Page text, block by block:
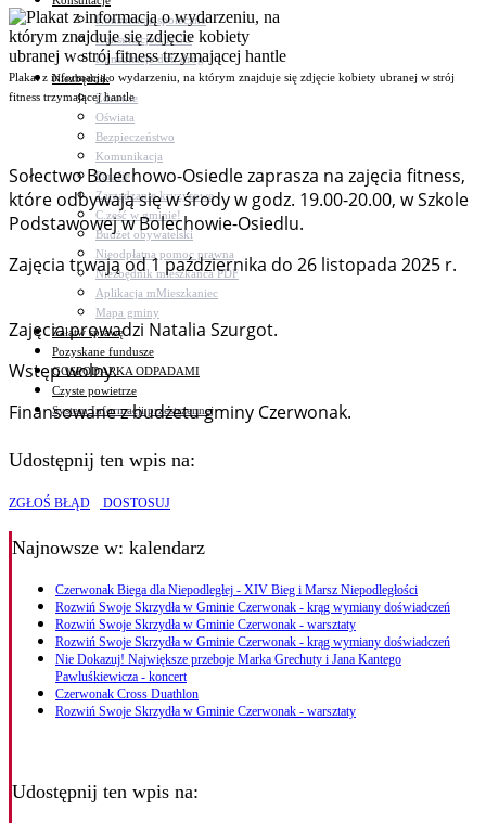
Konsultacje społeczne
Konsultacje z NGO
Konsultacje dot. dróg
Niezbędnik
Zdrowie
Oświata
Bezpieczeństwo
Komunikacja
Parafie
Zarządzanie kryzysowe
C.ześć w gminie!
Budżet obywatelski
Nieodpłatna pomoc prawna
Niezbędnik mieszkańca PDF
Aplikacja mMieszkaniec
Mapa gminy
Załatw sprawę
Pozyskane fundusze
GOSPODARKA ODPADAMI
Czyste powietrze
System Informacji przestrzennej
Plakat z informacją o wydarzeniu, na którym znajduje się zdjęcie kobiety ubranej w strój
fitness trzymającej hantle
Sołectwo Bolechowo-Osiedle zaprasza na zajęcia fitness,
które odbywają się w środy w godz. 19.00-20.00, w Szkole
Podstawowej w Bolechowie-Osiedlu.
Zajęcia trwają od 1 października do 26 listopada 2025 r.
Zajęcia prowadzi Natalia Szurgot.
Wstęp wolny.
Finansowane z budżetu gminy Czerwonak.
Udostępnij ten wpis na:
ZGŁOŚ BŁĄD DOSTOSUJ
Najnowsze w: kalendarz
Czerwonak Biega dla Niepodległej - XIV Bieg i Marsz Niepodległości
Rozwiń Swoje Skrzydła w Gminie Czerwonak - krąg wymiany doświadczeń
Rozwiń Swoje Skrzydła w Gminie Czerwonak - warsztaty
Rozwiń Swoje Skrzydła w Gminie Czerwonak - krąg wymiany doświadczeń
Nie Dokazuj! Największe przeboje Marka Grechuty i Jana Kantego
Pawluśkiewicza - koncert
Czerwonak Cross Duathlon
Rozwiń Swoje Skrzydła w Gminie Czerwonak - warsztaty
Udostępnij ten wpis na: